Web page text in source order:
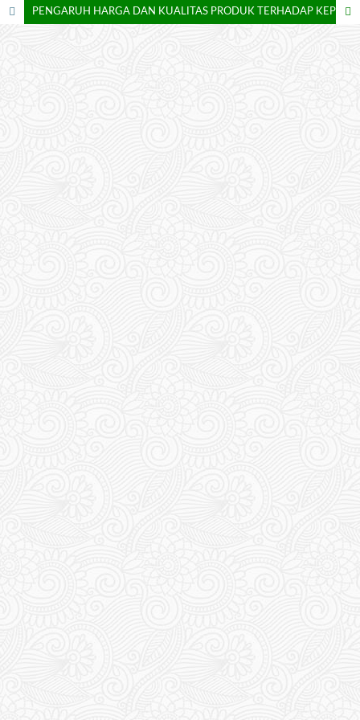
PENGARUH HARGA DAN KUALITAS PRODUK TERHADAP KEPUTUSAN PEMBELIAN PADA MEMBER SUBWAY BSD GREEN OFFICE PARK KABUPATEN TANGERANG